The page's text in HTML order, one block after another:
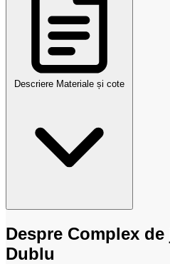
Descriere Materiale și cote
Despre Complex
Dublu